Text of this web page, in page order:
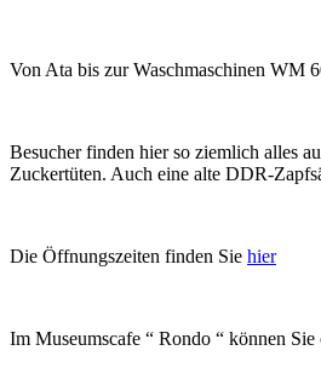
Von Ata bis zur Waschmaschinen WM
Besucher finden hier so ziemlich alles
Zuckertüten. Auch eine alte DDR-
Die Öffnungszeiten finden Sie hier
Im Museumscafe “ Rondo “ können